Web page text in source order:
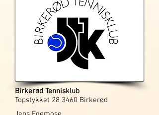
Birkerød Tennisklub
Topstykket 28 3460 Birkerød